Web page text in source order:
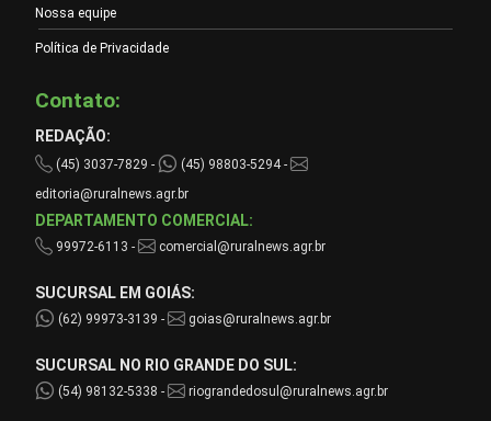
Nossa equipe
Política de Privacidade
Contato:
REDAÇÃO:
(45) 3037-7829 -
(45) 98803-5294 -
editoria@ruralnews.agr.br
DEPARTAMENTO COMERCIAL:
99972-6113 - comercial@ruralnews.agr.br
SUCURSAL EM GOIÁS:
(62) 99973-3139 - goias@ruralnews.agr.br
SUCURSAL NO RIO GRANDE DO SUL:
(54) 98132-5338 - riograndedosul@ruralnews.agr.br